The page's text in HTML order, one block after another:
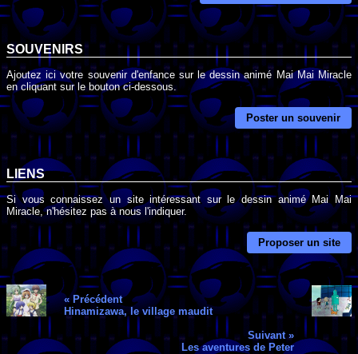
SOUVENIRS
Ajoutez ici votre souvenir d'enfance sur le dessin animé Mai Mai Miracle
en cliquant sur le bouton ci-dessous.
Poster un souvenir
LIENS
Si vous connaissez un site intéressant sur le dessin animé Mai Mai
Miracle, n'hésitez pas à nous l'indiquer.
Proposer un site
« Précédent
Hinamizawa, le village maudit
Suivant »
Les aventures de Peter